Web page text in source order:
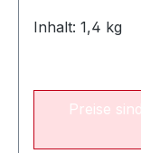
Inhalt: 1,4 kg
Preise